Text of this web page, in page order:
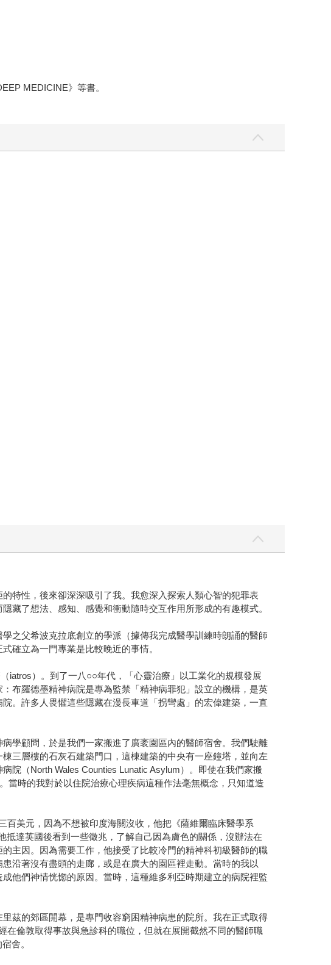
MEDICINE》等書。
特性，後來卻深深吸引了我。我愈深入探索人類心智的犯罪表
藏了想法、感知、感覺和衝動隨時交互作用所形成的有趣模式。
之父希波克拉底創立的學派（據傳我完成醫學訓練時朗誦的醫師
確立為一門專業是比較晚近的事情。
iatros）。到了一八○○年代，「心靈治療」以工業化的規模發展
布羅德墨精神病院是專為監禁「精神病罪犯」設立的機構，是英
。許多人畏懼這些隱藏在漫長車道「拐彎處」的宏偉建築，一直
學顧問，於是我們一家搬進了廣袤園區內的醫師宿舍。我們駛離
三層樓的石灰石建築門口，這棟建築的中央有一座鐘塔，並向左
院（North Wales Counties Lunatic Asylum）。即使在我們家搬
當時的我對於以住院治療心理疾病這種作法毫無概念，只知道造
美元，因為不想被印度海關沒收，他把《薩維爾臨床醫學系
抵達英國後看到一些徵兆，了解自己因為膚色的關係，沒辦法在
主因。因為需要工作，他接受了比較冷門的精神科初級醫師的職
沿著沒有盡頭的走廊，或是在廣大的園區裡走動。當時的我以
他們神情恍惚的原因。當時，這種維多利亞時期建立的病院裡監
茲的郊區開幕，是專門收容窮困精神病患的院所。我在正式取得
倫敦取得事故與急診科的職位，但就在展開截然不同的醫師職
舍。